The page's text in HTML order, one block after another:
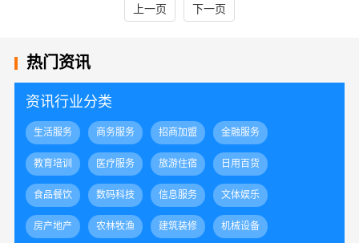
上一页 下一页
热门资讯
资讯行业分类
生活服务 商务服务 招商加盟 金融服务
教育培训 医疗服务 旅游住宿 日用百货
食品餐饮 数码科技 信息服务 文体娱乐
房产地产 农林牧渔 建筑装修 机械设备